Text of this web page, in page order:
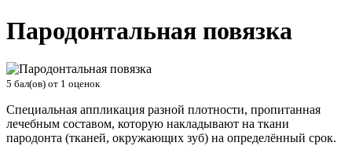
Пародонтальная повязка
5 бал(ов) от 1 оценок
Специальная аппликация разной плотности, пропитанная
лечебным составом, которую накладывают на ткани
пародонта (тканей, окружающих зуб) на определённый срок.